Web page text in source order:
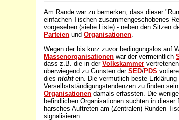
Am Rande war zu bemerken, dass dieser
einfachen Tischen zusammengeschobenes
vorgesehen (siehe Liste) - neben den Sitzen
Parteien undOrganisationen.
Wegen der bis kurz zuvor bedingungslos auf
Massenorganisationen war der vermeintlich
dass z.B. die in derVolkskammer
überwiegend zu Gunsten derSED/PDS
diesnichtein. Die vermutlich beste Erklärung
Verselbstständigungstendenzen zu finden
Organisationen damals erfassten. Die
befindlichen Organisationen suchten in
harsches Auftreten am (Zentralen) Runden
signalisieren.